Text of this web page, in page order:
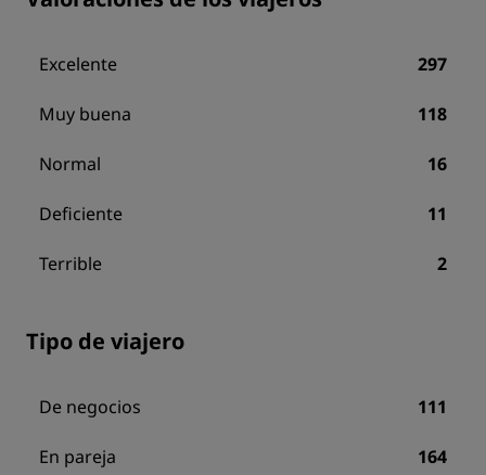
Excelente 297
Muy buena 118
Normal 16
Deficiente 11
Terrible 2
Tipo de viajero
De negocios 111
En pareja 164